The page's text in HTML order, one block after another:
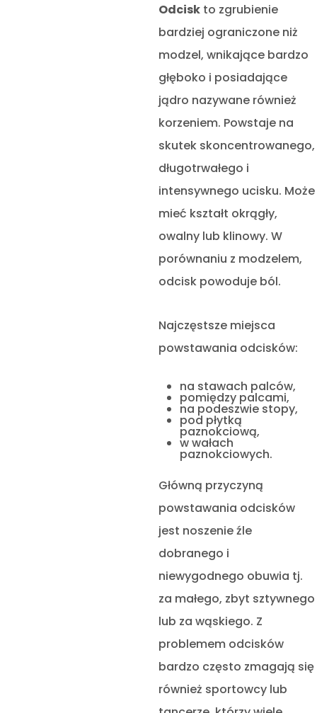
Odcisk to zgrubienie
bardziej ograniczone niż
modzel, wnikające bardzo
głęboko i posiadające
jądro nazywane również
korzeniem. Powstaje na
skutek skoncentrowanego,
długotrwałego i
intensywnego ucisku. Może
mieć kształt okrągły,
owalny lub klinowy. W
porównaniu z modzelem,
odcisk powoduje ból.
Najczęstsze miejsca
powstawania odcisków:
na stawach palców,
pomiędzy palcami,
na podeszwie stopy,
pod płytką
paznokciową,
w wałach
paznokciowych.
Główną przyczyną
powstawania odcisków
jest noszenie źle
dobranego i
niewygodnego obuwia tj.
za małego, zbyt sztywnego
lub za wąskiego. Z
problemem odcisków
bardzo często zmagają się
również sportowcy lub